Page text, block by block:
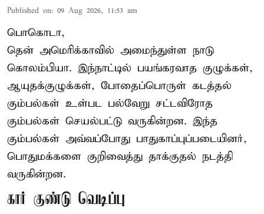
Published on: 09 Aug 2026, 11:53 am
பொகொடா,
தென் அமெரிக்காவில் அமைந்துள்ள நாடு
கொலம்பியா. இந்நாட்டில் பயங்கரவாத குழுக்கள்,
ஆயுதக்குழுக்கள், போதைப்பொருள் கடத்தல்
கும்பல்கள் உள்பட பல்வேறு சட்டவிரோத
கும்பல்கள் செயல்பட்டு வருகின்றன. இந்த
கும்பல்கள் அவ்வப்போது பாதுகாப்புப்படையினர்,
பொதுமக்களை குறிவைத்து தாக்குதல் நடத்தி
வருகின்றன.
கார் குண்டு வெடிப்பு